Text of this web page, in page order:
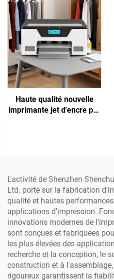
Passe Cadeau de Noël DIY
Sac en Papier Tasse à
Café Carte de Vœux
Impression
Haute qualité nouvelle
imprimante jet d'encre par
chaussettes
L'activité de Shenzhen
Ltd. porte sur la fabrication
qualité et hautes
applications d'impression.
innovations modernes de
sont conçues et fabriquées
les plus élevées des
recherche et la conception, le
construction et à
rigoureux garantissent la